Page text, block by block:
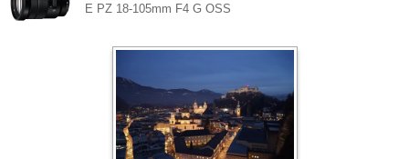
E PZ 18-105mm F4 G OSS